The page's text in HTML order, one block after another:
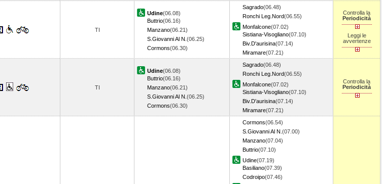
TI
Udine(06.08)
Buttrio(06.16)
Manzano(06.21)
S.Giovanni Al N. (06.25)
Cormons(06.30)
Sagrado(06.48)
Ronchi Leg.Nord(06.55)
Monfalcone(07.02)
Sistiana-Visogliano(07.10)
Biv.D'aurisina(07.14)
Miramare(07.21)
Controlla la
Periodicità
Leggi le
avvertenze
TI
Udine(06.08)
Buttrio(06.16)
Manzano(06.21)
S.Giovanni Al N. (06.25)
Cormons(06.30)
Sagrado(06.48)
Ronchi Leg.Nord(06.55)
Monfalcone(07.02)
Sistiana-Visogliano(07.10)
Biv.D'aurisina(07.14)
Miramare(07.21)
Controlla la
Periodicità
Cormons(06.54)
S.Giovanni Al N. (07.00)
Manzano(07.04)
Buttrio(07.10)
Udine(07.19)
Basiliano(07.39)
Codroipo(07.46)